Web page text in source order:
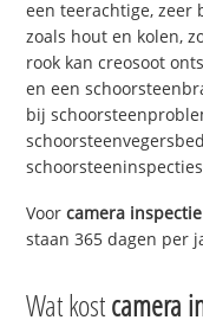
een teerachtige, zeer
zoals hout en kolen,
rook kan creosoot
en een
bij
Voorcamera inspectie
staan 365 dagen per
Wat kostcamera